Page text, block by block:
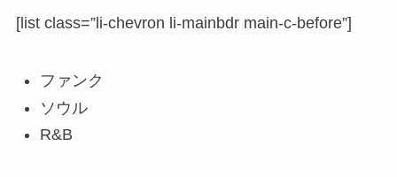
[list class=”li-chevron li-mainbdr main-c-before”]
ファンク
ソウル
R&B